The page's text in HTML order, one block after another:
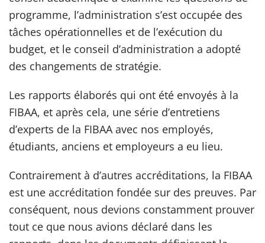
programme, l’administration s’est occupée des
tâches opérationnelles et de l’exécution du
budget, et le conseil d’administration a adopté
des changements de stratégie.
Les rapports élaborés qui ont été envoyés à la
FIBAA, et après cela, une série d’entretiens
d’experts de la FIBAA avec nos employés,
étudiants, anciens et employeurs a eu lieu.
Contrairement à d’autres accréditations, la FIBAA
est une accréditation fondée sur des preuves. Par
conséquent, nous devions constamment prouver
tout ce que nous avions déclaré dans les